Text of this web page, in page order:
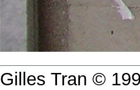
Gilles Tran ©